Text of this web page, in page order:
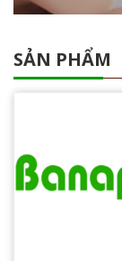
SẢN PHẨM